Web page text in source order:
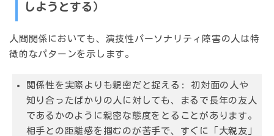
しようとする）
人間関係においても、演技性パーソナリティ障害の人は特
徴的なパターンを示します。
関係性を実際よりも親密だと捉える:
初対面の人や
知り合ったばかりの人に対しても、まるで長年の友人
であるかのように親密な態度をとることがあります。
相手との距離感を掴むのが苦手で、すぐに「大親友」